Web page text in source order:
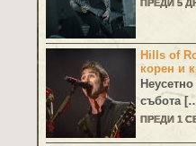
ПРЕДИ 5
Hills of
корен и
събота
ПРЕДИ 1